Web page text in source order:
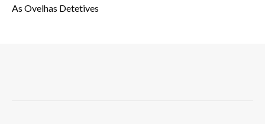
As Ovelhas Detetives